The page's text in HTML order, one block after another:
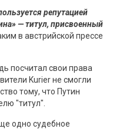
репутацией
— титул, присвоенный
в австрийской прессе
посчитал свои права
Kurier не смогли
тому, что Путин
"титул".
одно судебное